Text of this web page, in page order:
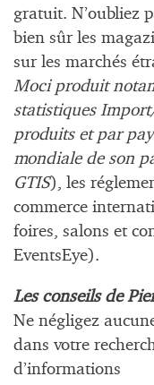
gratuit. N’oubliez
bien sûr les
sur les marchés
Moci produit
statistiques
produits et par
mondiale de son
GTIS), les
commerce
foires, salons et
EventsEye).
Les conseils de
Ne négligez
dans votre
d’informations